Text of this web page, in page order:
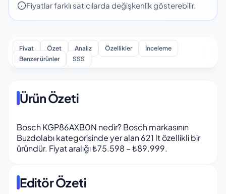
Fiyatlar farklı satıcılarda değişkenlik gösterebilir.
Fiyat Özet Analiz Özellikler
İnceleme
Benzer ürünler
SSS
Ürün Özeti
Bosch KGP86AXB0N nedir? Bosch markasının
Buzdolabı kategorisinde yer alan 621 lt özellikli bir
üründür. Fiyat aralığı ₺75.598 – ₺89.999.
Editör Özeti